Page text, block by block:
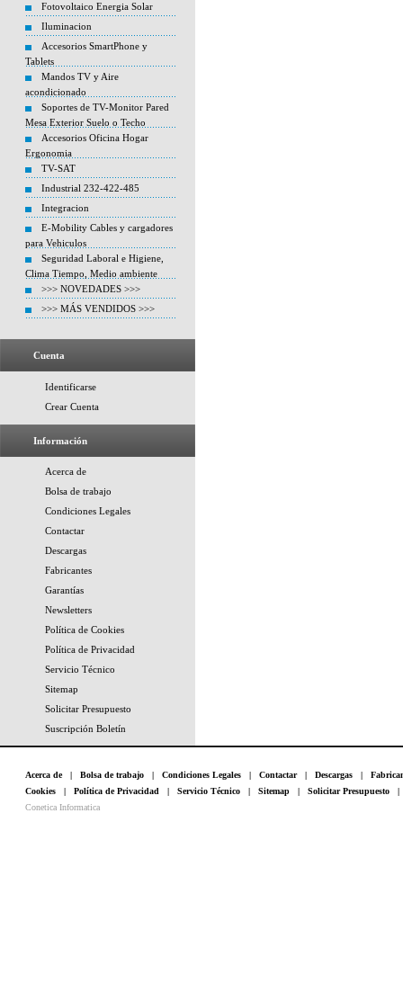
Fotovoltaico Energia Solar
Iluminacion
Accesorios SmartPhone y
Tablets
Mandos TV y Aire
acondicionado
Soportes de TV-Monitor Pared
Mesa Exterior Suelo o Techo
Accesorios Oficina Hogar
Ergonomia
TV-SAT
Industrial 232-422-485
Integracion
E-Mobility Cables y cargadores
para Vehiculos
Seguridad Laboral e Higiene,
Clima Tiempo, Medio ambiente
>>> NOVEDADES >>>
>>> MÁS VENDIDOS >>>
Cuenta
Identificarse
Crear Cuenta
Información
Acerca de
Bolsa de trabajo
Condiciones Legales
Contactar
Descargas
Fabricantes
Garantías
Newsletters
Política de Cookies
Política de Privacidad
Servicio Técnico
Sitemap
Solicitar Presupuesto
Suscripción Boletín
Acerca de| Bolsa de trabajo | Condiciones Legales | Contactar| Descargas |
Cookies | Política de Privacidad | Servicio Técnico | Sitemap | Solicitar Presupuesto
Conetica Informatica